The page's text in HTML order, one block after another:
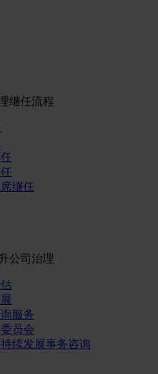
继任流程
继任
公司治理
服务
员会
续发展事务咨询